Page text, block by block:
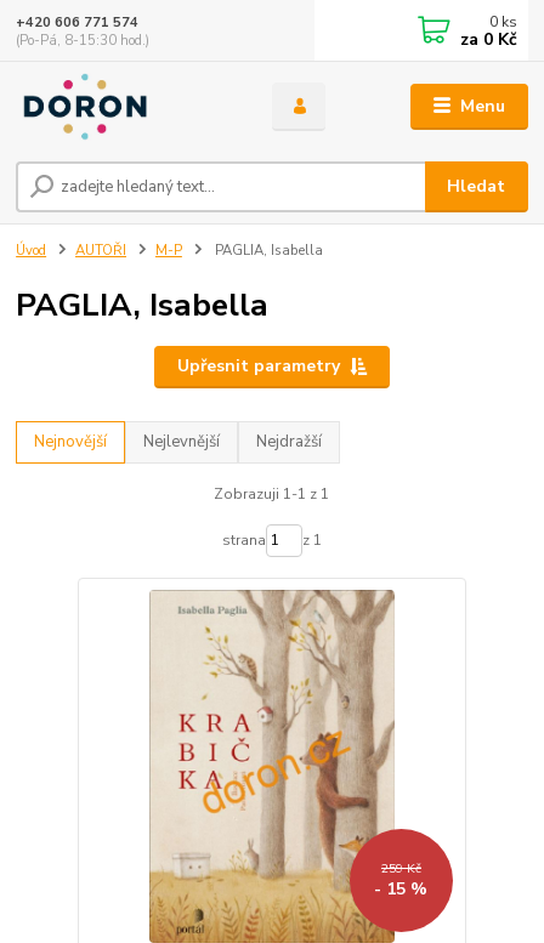
Menu
Hledat
+420 606 771 574
(Po-Pá, 8-15:30 hod.)
0 ks
za 0 Kč
Úvod AUTOŘI M-P PAGLIA, Isabella
PAGLIA, Isabella
Upřesnit parametry
Nejnovější Nejlevnější Nejdražší
Zobrazuji 1-1 z 1
strana z 1
259 Kč
- 15 %